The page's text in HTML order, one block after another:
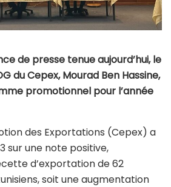
de presse tenue aujourd’hui, le
du Cepex, Mourad Ben Hassine,
promotionnel pour l’année
des Exportations (Cepex) a
sur une note positive,
d’exportation de 62
soit une augmentation